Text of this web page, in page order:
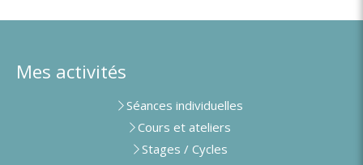
Mes activités
Séances individuelles
Cours et ateliers
Stages / Cycles